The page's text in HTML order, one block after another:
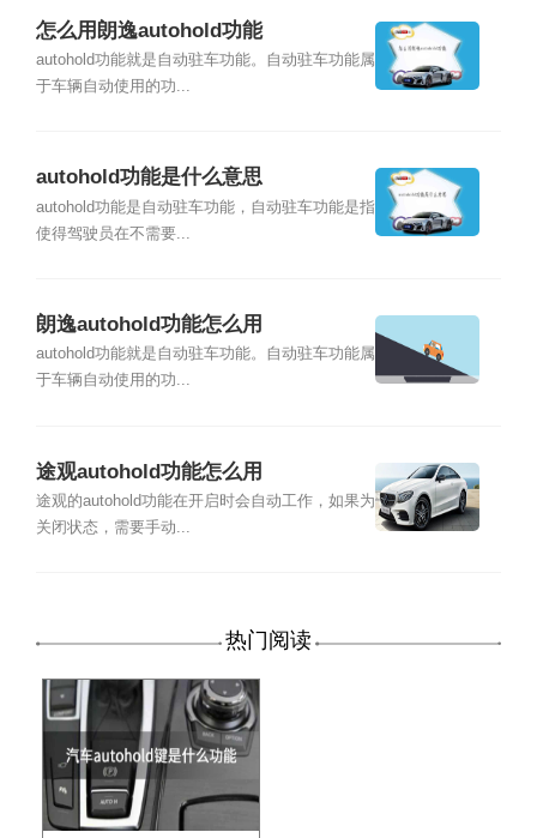
怎么用朗逸autohold功能
autohold功能就是自动驻车功能。自动驻车功能属
于车辆自动使用的功...
autohold功能是什么意思
autohold功能是自动驻车功能，自动驻车功能是指
使得驾驶员在不需要...
朗逸autohold功能怎么用
autohold功能就是自动驻车功能。自动驻车功能属
于车辆自动使用的功...
途观autohold功能怎么用
途观的autohold功能在开启时会自动工作，如果为
关闭状态，需要手动...
热门阅读